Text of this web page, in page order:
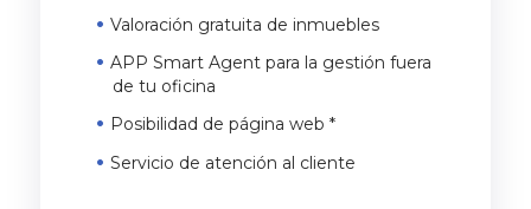
Valoración gratuita de inmuebles
APP Smart Agent para la gestión fuera
de tu oficina
Posibilidad de página web *
Servicio de atención al cliente